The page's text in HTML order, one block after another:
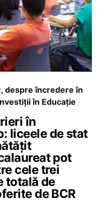
despre încredere în
în Educație
în
liceele de stat
pot
cele trei
totală de
de BCR